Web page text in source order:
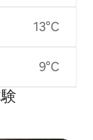
13°C
9°C